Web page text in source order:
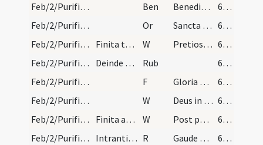
Feb/2/Purificatio BMV/Candlemas/1
Ben Benedic Domine Iesu Christe hanc creaturam cerae
63 (29v)
Feb/2/Purificatio BMV/Candlemas/2
Or Sancta Maria Mater ... Virgo perpetua cum omnibus sanctis ... adiuvari et exaudiri.
63 (29v)
Feb/2/Purificatio BMV/Candlemas/3
Finita tertia surgat et vadat ad locum ubi candel… W Pretiosa in conspectu Domini
63 (29v)
Feb/2/Purificatio BMV/Candlemas
Deinde vadat cum ministris suis sessum ad locum s… Rub
63 (29v)
Feb/2/Purificatio BMV/Candlemas
F Gloria Patri
63 (29v)
Feb/2/Purificatio BMV/Candlemas/2
W Deus in adiutorium
63 (29v)
Feb/2/Purificatio BMV/Candlemas/1
Finita antiphona dicat sacerdos W Post partum
63 (29v)
Feb/2/Purificatio BMV/Candlemas/2
Intrantibus aliam ecclesiam cantor incipiat R Gaude Maria
63 (29v)